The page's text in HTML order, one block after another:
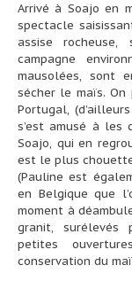
Arrivé à Soajo en
spectacle
assise
campagne
mausolées, sont
sécher le maïs.
Portugal,
s’est amusé à les
Soajo, qui en
est le plus
(Pauline est
en Belgique que
moment à
granit, surélevés
petites
conservation du